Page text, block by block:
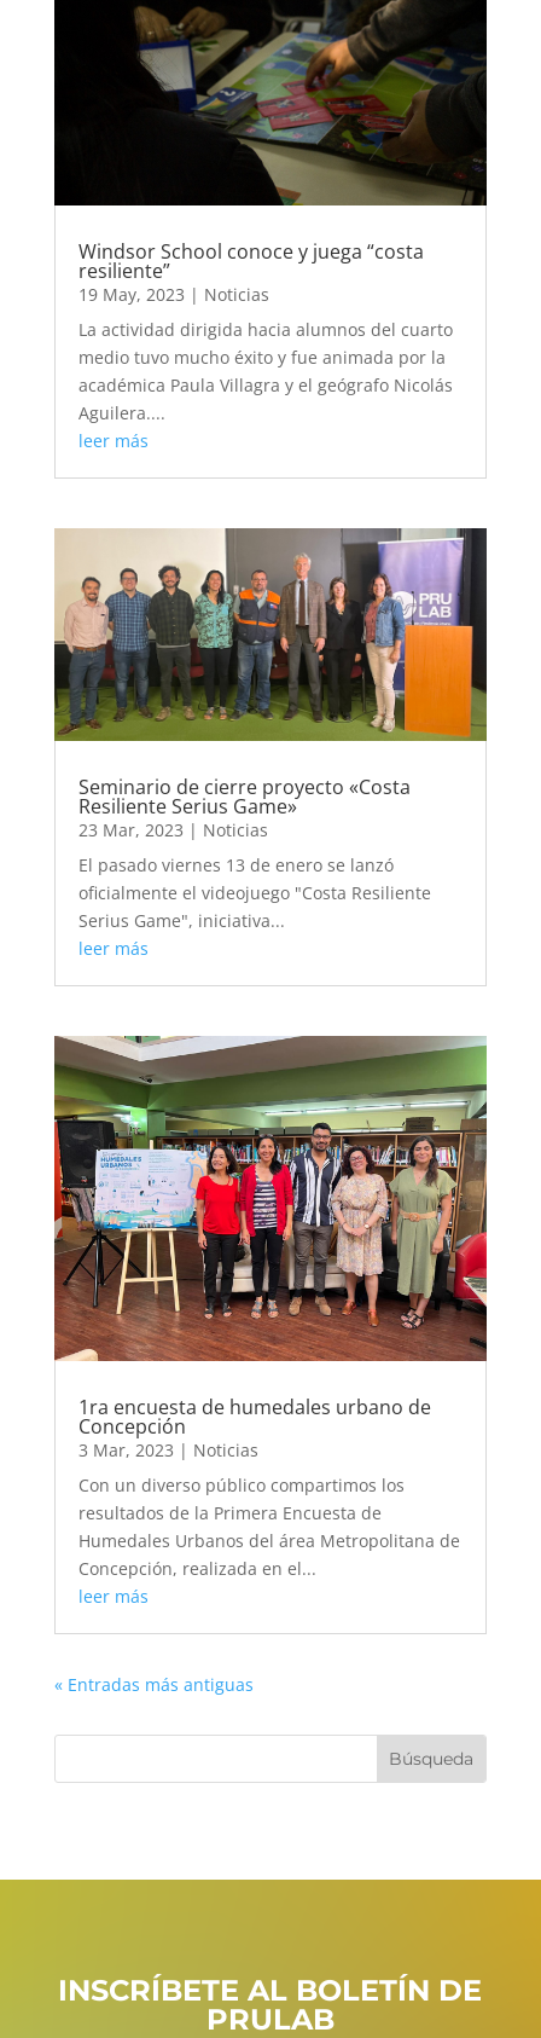
Windsor School conoce y juega “costa
resiliente”
19 May, 2023 | Noticias
La actividad dirigida hacia alumnos del cuarto
medio tuvo mucho éxito y fue animada por la
académica Paula Villagra y el geógrafo Nicolás
Aguilera....
leer más
Seminario de cierre proyecto «Costa
Resiliente Serius Game»
23 Mar, 2023 | Noticias
El pasado viernes 13 de enero se lanzó
oficialmente el videojuego "Costa Resiliente
Serius Game", iniciativa...
leer más
1ra encuesta de humedales urbano de
Concepción
3 Mar, 2023 | Noticias
Con un diverso público compartimos los
resultados de la Primera Encuesta de
Humedales Urbanos del área Metropolitana de
Concepción, realizada en el...
leer más
« Entradas más antiguas
INSCRÍBETE AL BOLETÍN DE
PRULAB